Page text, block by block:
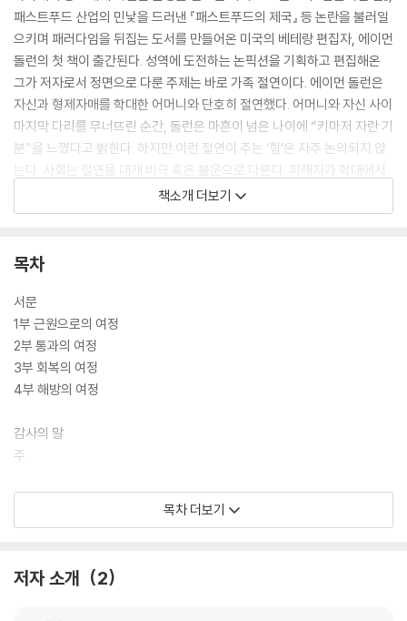
패스트푸드 산업의 민낯을 드러낸 『패스트푸드의 제국』 등 논란을 불러일
으키며 패러다임을 뒤집는 도서를 만들어온 미국의 베테랑 편집자, 에이먼
돌런의 첫 책이 출간된다. 성역에 도전하는 논픽션을 기획하고 편집해온
그가 저자로서 정면으로 다룬 주제는 바로 가족 절연이다. 에이먼 돌런은
자신과 형제자매를 학대한 어머니와 단호히 절연했다. 어머니와 자신 사이
마지막 다리를 무너뜨린 순간, 돌런은 마흔이 넘은 나이에 “키마저 자란 기
분”을 느꼈다고 밝힌다. 하지만 이런 절연이 주는 ‘힘’은 자주 논의되지 않
는다. 사회는 절연을 대개 비극 혹은 불운으로 다룬다. 피해자가 학대에서
벗어나도록 돕기보다 화해와 용서만을 해답으로 제시한다. 이것이 돌런이
『가족 해방』을 펴내고자 한 이유다. 폭력적인 관계를 끝내는 일에 기쁨과
에 따르는 방대한 인맥을 활용해 자신과 같은 관점으로 책을 써줄 전문가
를 삼 년이나 찾아다녔다. 하지만 가족 간 절연을 둘러싼 연구는 불충분했
고, 돌런은 결국 자신이 저자가 되기로 마음먹었다. 수십 년간 이어진 학대
를 절연으로 극복한 경험에서 비롯된 당사자성, 훌륭한 저널리스트의 책을
편집하며 쌓아온 보도와 집필 역량까지, 그는 처음부터 『가족 해방』의 적
층 인터뷰가 정교하게 직조된 이 책은 우리 사회가 지금까지 이야기하지
않은 절연의 힘에 대한 과학적 분석이자 실용적 선언문이다.
책소개 더보기
목차
서문
1부 근원으로의 여정
2부 통과의 여정
3부 회복의 여정
4부 해방의 여정
감사의 말
주
추천의 글 1 | 정희진
목차 더보기
저자 소개 2